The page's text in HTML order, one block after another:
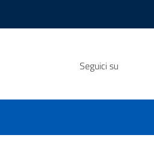
Seguici su